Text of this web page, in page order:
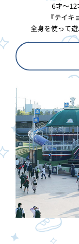
6才～12
『テイキ
全身を使って